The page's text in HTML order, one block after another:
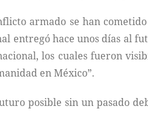
armado se han
entregó hace unos días al
los cuales fueron
en México”.
posible sin un pasado